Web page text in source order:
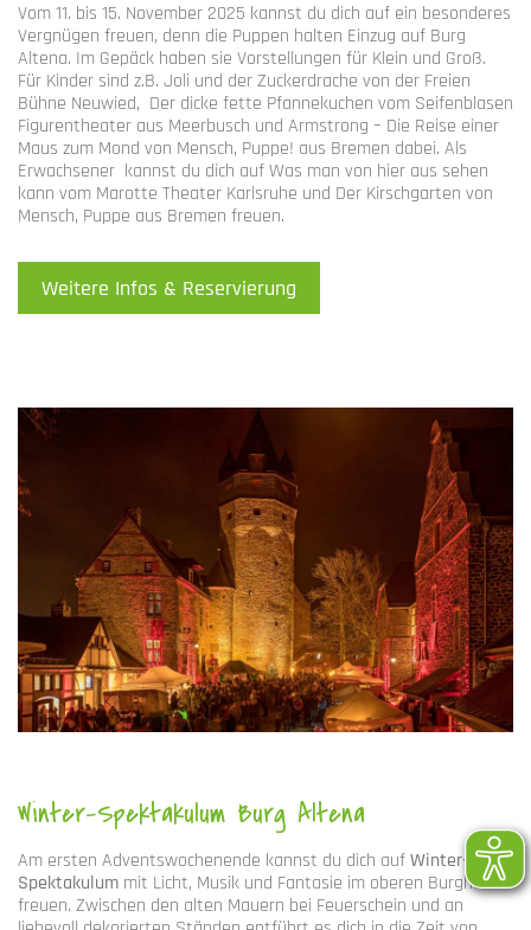
Vom 11. bis 15. November 2025 kannst du dich auf ein besonderes
Vergnügen freuen, denn die Puppen halten Einzug auf Burg
Altena. Im Gepäck haben sie Vorstellungen für Klein und Groß.
Für Kinder sind z.B. Joli und der Zuckerdrache von der Freien
Bühne Neuwied, Der dicke fette Pfannekuchen vom Seifenblasen
Figurentheater aus Meerbusch und Armstrong – Die Reise einer
Maus zum Mond von Mensch, Puppe! aus Bremen dabei. Als
Erwachsener kannst du dich auf Was man von hier aus sehen
kann vom Marotte Theater Karlsruhe und Der Kirschgarten von
Mensch, Puppe aus Bremen freuen.
Weitere Infos & Reservierung
Winter-Spektakulum Burg Altena
Am ersten Adventswochenende kannst du dich aufWinter-
Spektakulum mit Licht, Musik und Fantasie im oberen Burghof
freuen. Zwischen den alten Mauern bei Feuerschein und an